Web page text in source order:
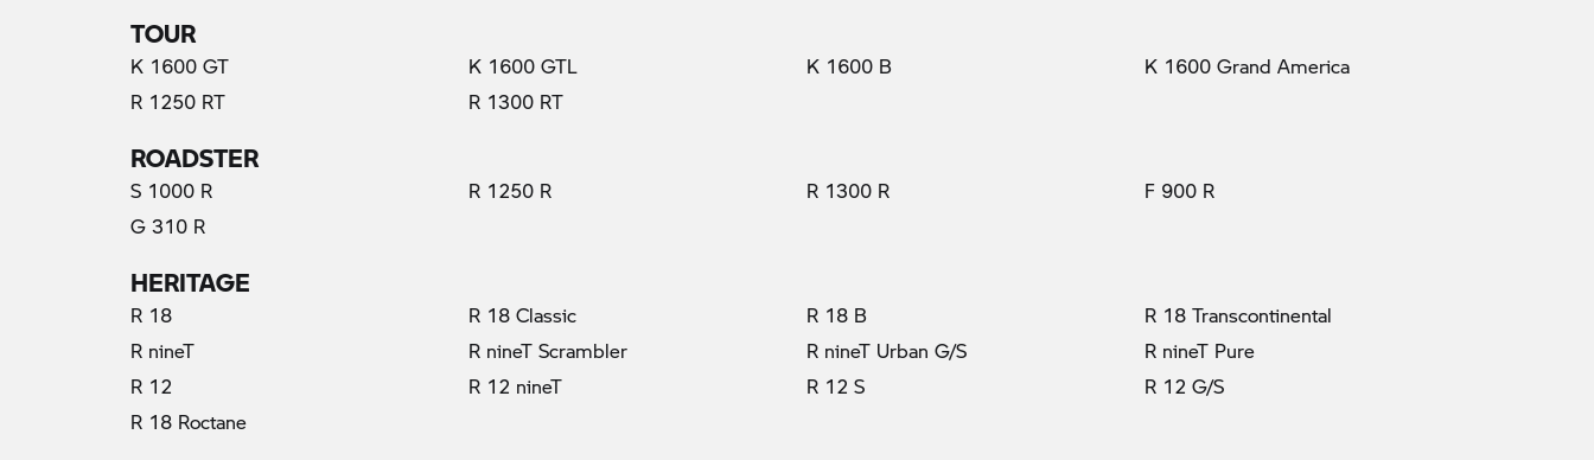
TOUR
K 1600 GT K 1600 GTL K 1600 B
K 1600 Grand America
R 1250 RT
R 1300 RT
ROADSTER
S 1000 R R 1250 R R 1300 R
F 900 R
G 310 R
HERITAGE
R 18 R 18 Classic R 18 B
R 18 Transcontinental
R nineT
R nineT Scrambler R nineT Urban G/S
R nineT Pure
R 12
R 12 nineT R 12 S
R 12 G/S
R 18 Roctane